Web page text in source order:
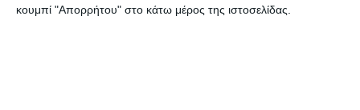
κουμπί "Απορρήτου" στο κάτω μέρος της ιστοσελίδας.